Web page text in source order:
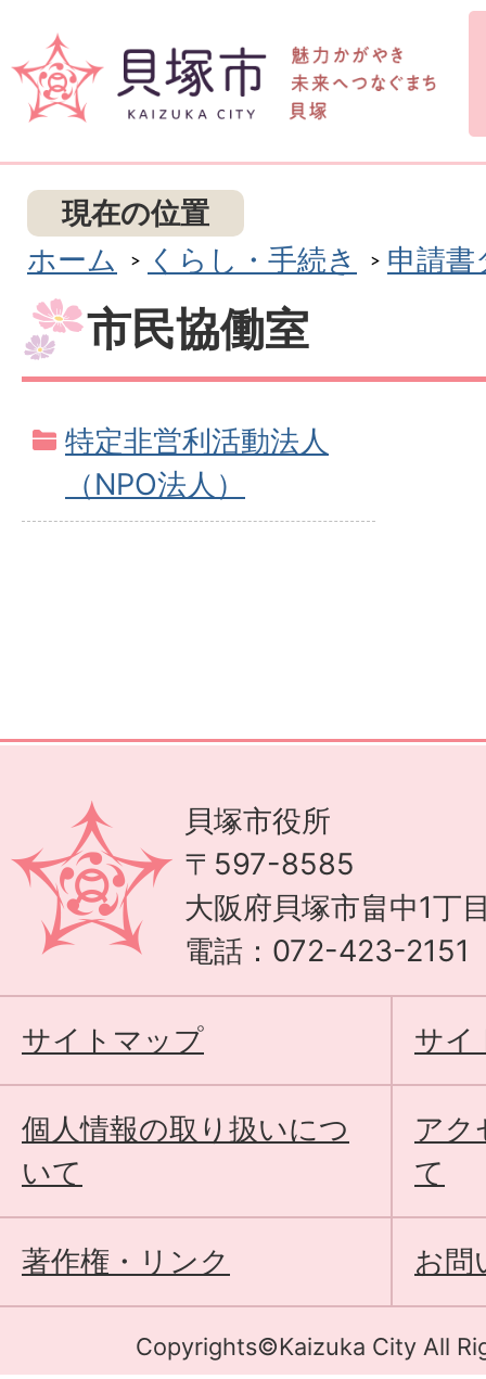
現在の位置
ホーム
くらし・手続き 申請書
市民協働室
特定非営利活動法人
（NPO法人）
貝塚市役所
〒597-8585
大阪府貝塚市畠中1丁
電話：072-423-2151
サイトマップ サイ
個人情報の取り扱いにつ
いて
アク
て
著作権・リンク お問
Copyrights©Kaizuka City All